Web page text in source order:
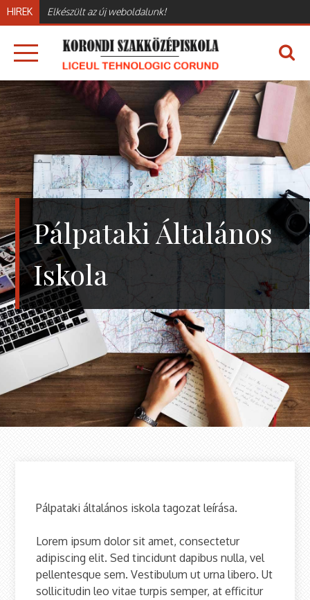
Skip
to
content
HIREK Elkészült az új weboldalunk!
KORONDI SZAKKÖZÉPISKOLA
LICEUL TEHNOLOGIC CORUND – KORONDI
SZAKKÖZÉPISKOLA
Pálpataki Általános
Iskola
Pálpataki általános iskola tagozat leírása.
Lorem ipsum dolor sit amet, consectetur
adipiscing elit. Sed tincidunt dapibus nulla, vel
pellentesque sem. Vestibulum ut urna libero. Ut
sollicitudin leo vitae turpis semper, at efficitur